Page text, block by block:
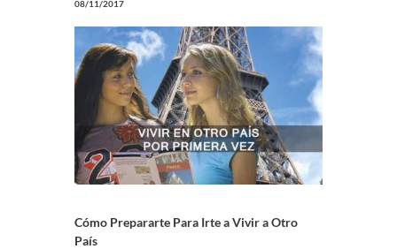
08/11/2017
Cómo Prepararte Para Irte a Vivir a Otro
País